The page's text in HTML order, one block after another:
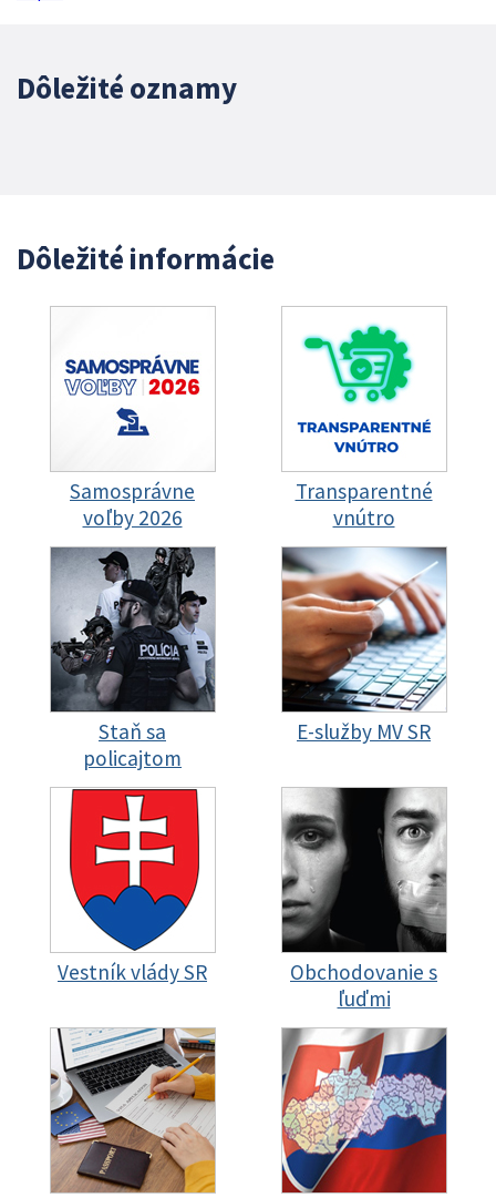
Dôležité oznamy
Dôležité informácie
Samosprávne
voľby 2026
Transparentné
vnútro
Staň sa
policajtom
E-služby MV SR
Vestník vlády SR
Obchodovanie s
ľuďmi